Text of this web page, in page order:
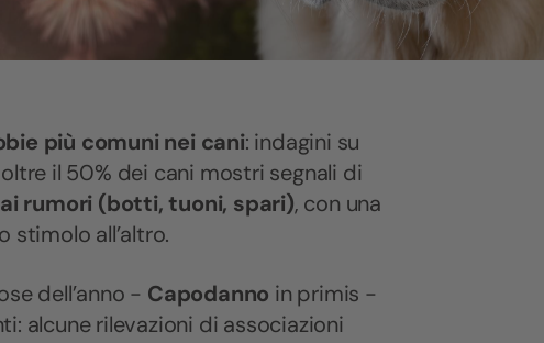
più comuni nei cani: indagini su
il 50% dei cani mostri segnali di
rumori (botti, tuoni, spari), con una
stimolo all’altro.
dell’anno - Capodanno in primis -
alcune rilevazioni di associazioni